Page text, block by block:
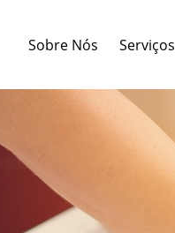
Sobre Nós Serviços